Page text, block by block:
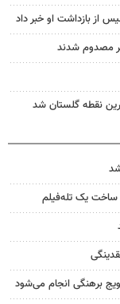
از بازداشت او خبر داد
ساخت یک تله‌فیلم
برهنگی انجام می‌شود